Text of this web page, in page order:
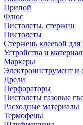
Припой
Флюс
Пистолеты, стержни
Пистолеты
Стержень клеевой для
Устройства и
Маркеры
Электроинструмент и
Дрели
Перфораторы
Пистолеты газовые
Расходные материалы
Термофены